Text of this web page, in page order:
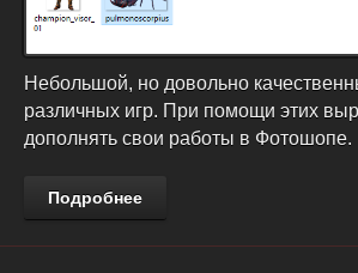
Небольшой, но довольно
различных игр. При помощи этих
дополнять свои работы в Фотошопе.
Подробнее